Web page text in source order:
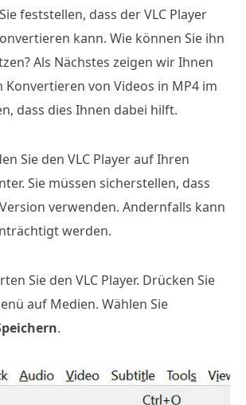
feststellen, dass der VLC Player
kann. Wie können Sie ihn
Als Nächstes zeigen wir Ihnen
Konvertieren von Videos in MP4 im
dass dies Ihnen dabei hilft.
Sie den VLC Player auf Ihren
Sie müssen sicherstellen, dass
verwenden. Andernfalls kann
werden.
Sie den VLC Player. Drücken Sie
auf Medien. Wählen Sie
.